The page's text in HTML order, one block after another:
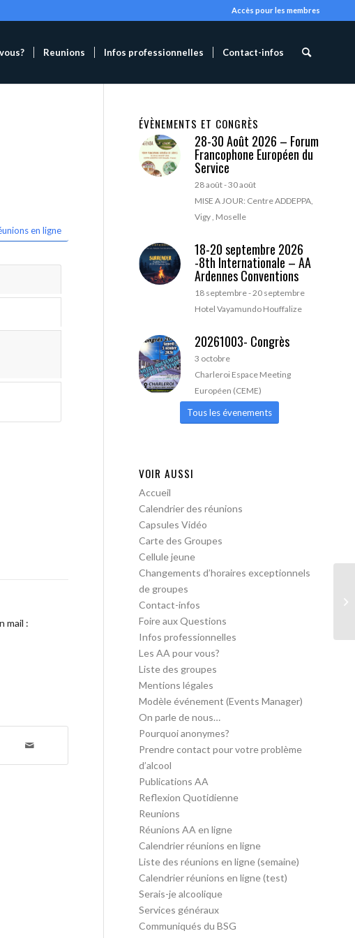
Accès pour les membres
Reunions Infos professionnelles Contact-infos
en ligne
mail :
ÉVÈNEMENTS ET CONGRÈS
28-30 Août 2026 – Forum
Francophone Européen du
Service
28 août-30 août
MISE A JOUR: Centre ADDEPPA,
Vigy , Moselle
18-20 septembre 2026
-8th Internationale – AA
Ardennes Conventions
18 septembre-20 septembre
Hotel Vayamundo Houffalize
20261003- Congrès
3 octobre
Charleroi Espace Meeting
Européen (CEME)
Tous les évenements
VOIR AUSSI
Accueil
Calendrier des réunions
Capsules Vidéo
Carte des Groupes
Cellule jeune
Changements d’horaires exceptionnels
de groupes
Contact-infos
Foire aux Questions
Infos professionnelles
Les AA pour vous?
Liste des groupes
Mentions légales
Modèle événement (Events Manager)
On parle de nous…
Pourquoi anonymes?
Prendre contact pour votre problème
d’alcool
Publications AA
Reflexion Quotidienne
Reunions
Réunions AA en ligne
Calendrier réunions en ligne
Liste des réunions en ligne (semaine)
Calendrier réunions en ligne (test)
Serais-je alcoolique
Services généraux
Communiqués du BSG